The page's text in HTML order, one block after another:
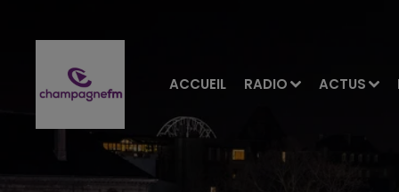
ACCUEIL RADIO ACTUS